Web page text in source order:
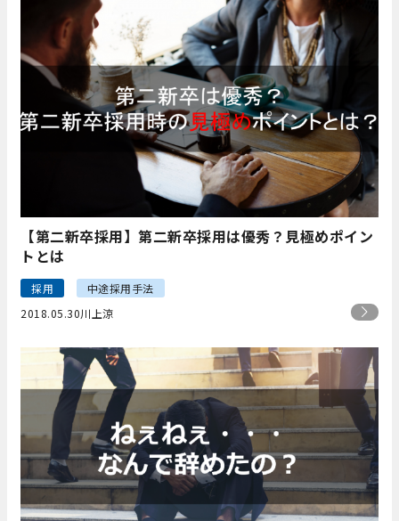
【第二新卒採用】第二新卒採用は優秀？見極めポイン
トとは
採用
中途採用手法
2018.05.30川上涼